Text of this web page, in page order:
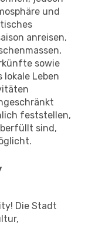
und
anreisen,
sowie
Leben
feststellen,
sind,
Die Stadt